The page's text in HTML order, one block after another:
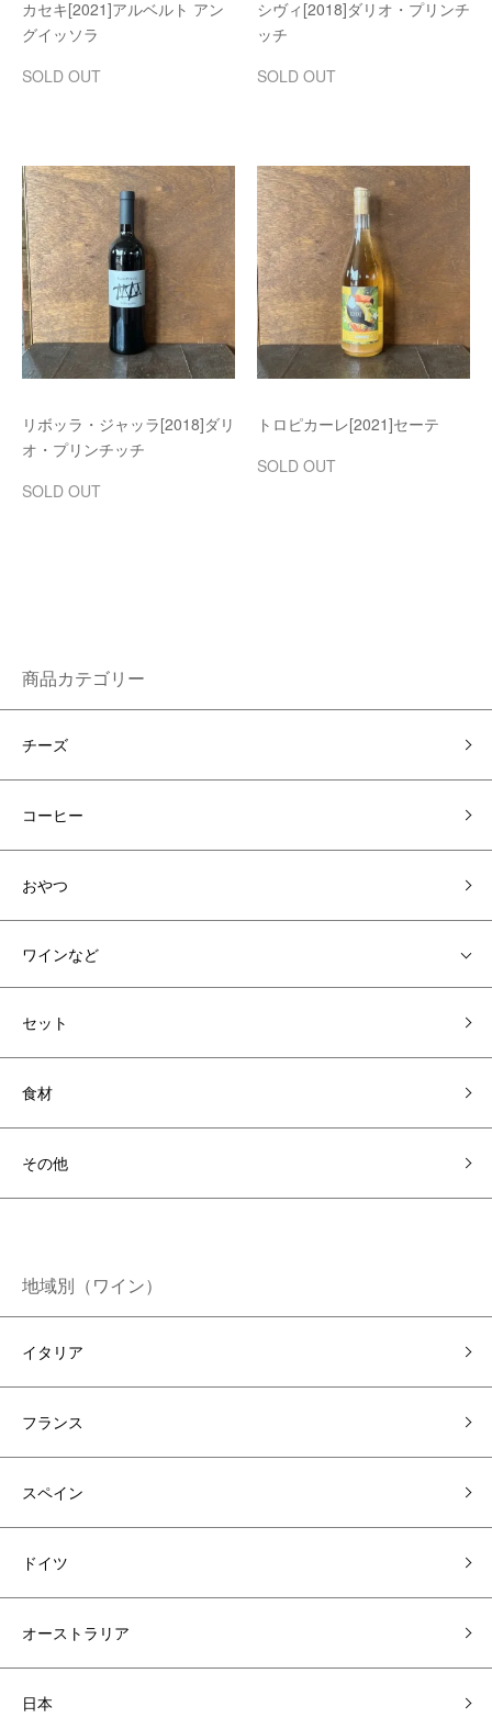
カセキ[2021]アルベルト アン
グイッソラ
SOLD OUT
シヴィ[2018]ダリオ・プリンチ
ッチ
SOLD OUT
リボッラ・ジャッラ[2018]ダリ
オ・プリンチッチ
SOLD OUT
トロピカーレ[2021]セーテ
SOLD OUT
商品カテゴリー
チーズ
コーヒー
おやつ
ワインなど
セット
食材
その他
地域別（ワイン）
イタリア
フランス
スペイン
ドイツ
オーストラリア
日本